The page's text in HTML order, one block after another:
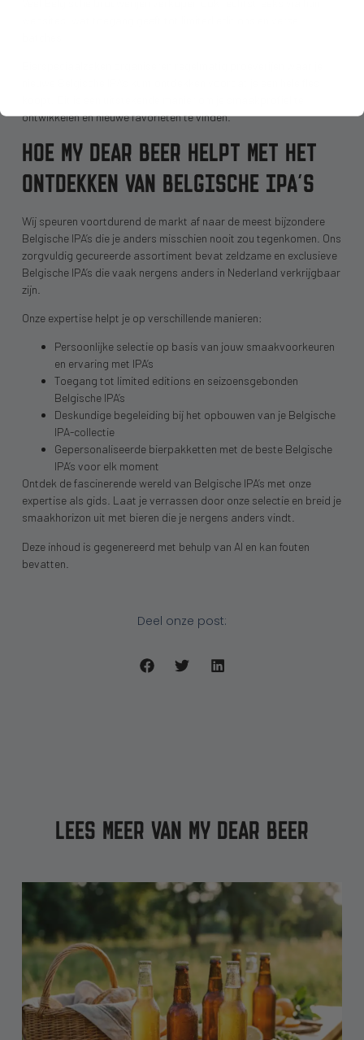
ontwikkelen en nieuwe favorieten te vinden.
HOE MY DEAR BEER HELPT MET HET
ONTDEKKEN VAN BELGISCHE IPA’S
Wij speuren voortdurend de markt af naar de meest bijzondere
Belgische IPA’s die je anders misschien nooit zou tegenkomen. Ons
zorgvuldig gecureerde assortiment bevat zeldzame en exclusieve
Belgische IPA’s die vaak nergens anders in Nederland verkrijgbaar
zijn.
Onze expertise helpt je op verschillende manieren:
Persoonlijke selectie op basis van jouw smaakvoorkeuren
en ervaring met IPA’s
Toegang tot limited editions en seizoensgebonden
Belgische IPA’s
Deskundige begeleiding bij het opbouwen van je Belgische
IPA-collectie
Gepersonaliseerde bierpakketten met de beste Belgische
IPA’s voor elk moment
Ontdek de fascinerende wereld van Belgische IPA’s met onze
expertise als gids. Laat je verrassen door onze selectie en breid je
smaakhorizon uit met bieren die je nergens anders vindt.
Deze inhoud is gegenereerd met behulp van AI en kan fouten
bevatten.
Deel onze post:
LEES MEER VAN MY DEAR BEER